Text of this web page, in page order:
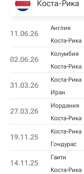
Коста-Рика
11.06.26
Англия
Коста-Рика
02.06.26
Колумбия
Коста-Рика
31.03.26
Коста-Рика
Иран
27.03.26
Иордания
Коста-Рика
19.11.25
Коста-Рика
Гондурас
14.11.25
Гаити
Коста-Рика